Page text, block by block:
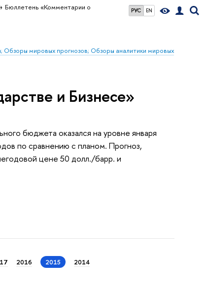
РУС EN
Бюллетень «Комментарии о
Обзоры мировых прогнозов; Обзоры аналитики мировых
и Бизнесе»
бюджета оказался на уровне января
по сравнению с планом. Прогноз,
цене 50 долл./барр. и
2016 2015
2014